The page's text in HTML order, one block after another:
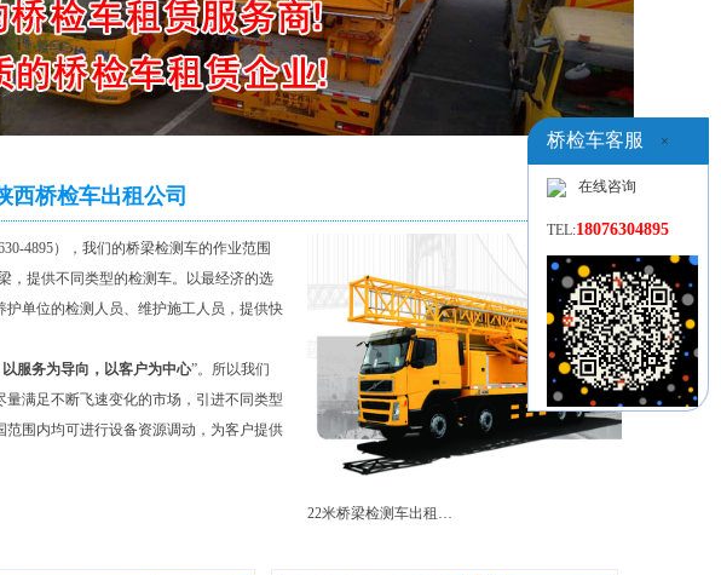
西桥检车出租公司
22米桥梁检测车出租…
4895），我们的桥梁检测车的作业范围
，提供不同类型的检测车。以最经济的选
单位的检测人员、维护施工人员，提供快
服务为导向，以客户为中心”。所以我们
满足不断飞速变化的市场，引进不同类型
围内均可进行设备资源调动，为客户提供
桥检车客服 ×
在线咨询
TEL:18076304895